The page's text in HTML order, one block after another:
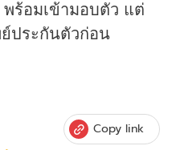
ร้อมเข้ามอบตัว แต่
ประกันตัวก่อน
Copy link